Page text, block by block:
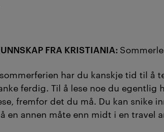
FRA KRISTIANIA:
har du kanskje tid til å
ferdig. Til å lese noe du egentlig
fremfor det du må. Du kan snike
en annen måte enn midt i en travel